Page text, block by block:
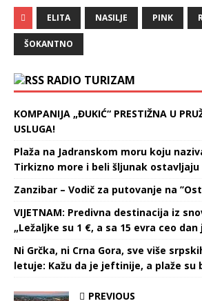
ELITA NASILJE PINK
ŠOKANTNO
RADIO TURIZAM
KOMPANIJA „ĐUKIĆ“ PRESTIŽNA U
USLUGA!
Plaža na Jadranskom moru koju
Tirkizno more i beli šljunak ostavljaju
Zanzibar – Vodič za putovanje na
VIJETNAM: Predivna destinacija iz
„Ležaljke su 1 €, a sa 15 evra ceo
Ni Grčka, ni Crna Gora, sve više
letuje: Kažu da je jeftinije, a plaže su
PREVIOUS